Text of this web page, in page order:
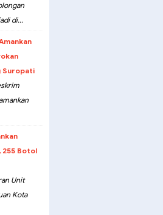
di...
Suropati
255 Botol
Unit
Kota